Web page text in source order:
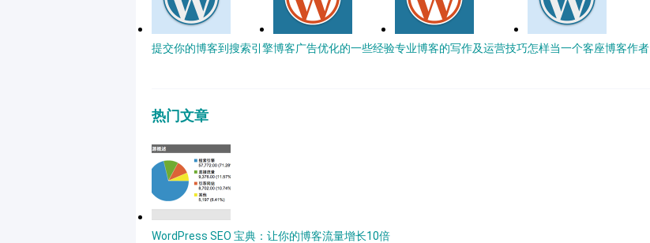
提交你的博客到搜索引擎博客广告优化的一些经验专业博客的写作及运营技巧怎样当一个客座博客作者
热门文章
WordPress SEO 宝典：让你的博客流量增长10倍